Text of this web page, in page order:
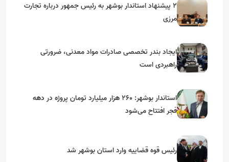
۲ پیشنهاد استاندار بوشهر به رئیس جمهور درباره تجارت
مرزی
ایجاد بندر تخصصی صادرات مواد معدنی، ضرورتی
راهبردی است
استاندار بوشهر: ۲۶۰ هزار میلیارد تومان پروژه در دهه
فجر افتتاح می‌شود
رئیس قوه قضاییه وارد استان بوشهر شد